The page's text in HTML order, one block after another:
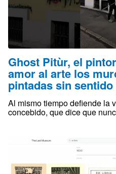
Ghost Pitùr, el
amor al arte los
pintadas sin
Al mismo tiempo defiende la
concebido, que dice que